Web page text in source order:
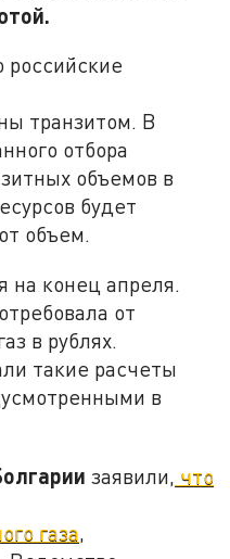
российские
транзитом. В
отбора
объемов в
будет
объем.
на конец апреля.
от
в рублях.
такие расчеты
в
заявили, что
газа,